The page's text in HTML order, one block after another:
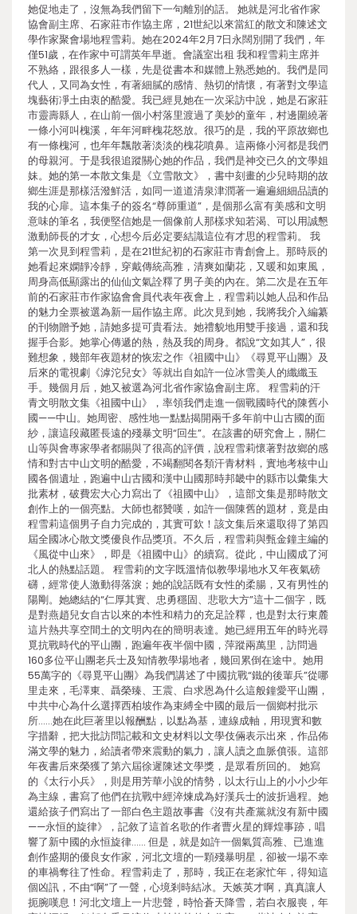
她促地走了，沒無為我們留下一句離別的話。 她就是河北省作家
協會副主席、石家莊市作協主席，21世紀以來當紅的散文和陳述文
學作家聚會場地程雪莉。她在2024年2月7日永闊別開了我們，年
僅51歲，在作家中可謂英年早逝。會議室出租 我和程雪莉主席并
不熟絡，跟很多人一樣，先是從書本和媒體上熟悉她的。我們是同
代人，又同為女性，有著細膩的感情、熱切的情懷，有著對文學這
塊藝術凈土由衷的酷愛。我已經見她在一次采訪中說，她是石家莊
市靈壽縣人，在山前一個小村落里渡過了美妙的童年，村邊圍繞著
一條小河叫槐溪，年年河畔槐花怒放。很巧的是，我的平原故鄉也
有一條槐河，也年年飄散著淡淡的槐花噴鼻。這兩條小河都是我們
的母親河。于是我很追蹤關心她的作品，我們是神交已久的文學姐
妹。她的第一本散文集是《立雪散文》，書中刻畫的少兒時期的故
鄉生涯是那樣活潑鮮活，如同一道道清泉津潤著一遍遍細細品讀的
我的心扉。這本集子的簽名“尊師重道”，是個那么富有美感和文明
意味的筆名，我便堅信她是一個像前人那樣求知若渴、可以用誠懇
激動師長的才女，心想今后必定要結識這位有才思的程雪莉。 我
第一次見到程雪莉，是在21世紀初的石家莊市青創會上。那時辰的
她看起來嫻靜冷靜，穿戴傳統高雅，清爽如蘭花，又暖和如東風，
周身高低顯露出的仙仙文氣詮釋了男子美的內在。第二次是在五年
前的石家莊市作家協會會員代表年夜會上，程雪莉以她人品和作品
的魅力全票被選為新一屆作協主席。此次見到她，我將我介入編纂
的刊物贈予她，請她多提可貴看法。她禮貌地用雙手接過，還和我
握手合影。她掌心傳遞的熱，熱及我的周身。都說“文如其人”，很
難想象，幾部年夜題材的恢宏之作《祖國中山》《尋覓平山團》及
后來的電視劇《滹沱兒女》等就出自如許一位冰雪美人的纖纖玉
手。幾個月后，她又被選為河北省作家協會副主席。 程雪莉的汗
青文明散文集《祖國中山》，率領我們走進一個戰國時代的陳舊小
國——中山。她周密、感性地一點點揭開兩千多年前中山古國的面
紗，讓這段藏匿長遠的殘暴文明“回生”。在該書的研究會上，關仁
山等與會專家學者都賜與了很高的評價，說程雪莉懷著對故鄉的感
情和對古中山文明的酷愛，不竭翻閱各類汗青材料，實地考核中山
國各個遺址，跑遍中山古國和漢中山國那時邦畿中的縣市以彙集大
批素材，破費宏大心力寫出了《祖國中山》，這部文集是那時散文
創作上的一個亮點。大師也都贊嘆，如許一個陳舊的題材，竟是由
程雪莉這個男子自力完成的，其實可欽！該文集后來還取得了第四
屆全國冰心散文獎優良作品獎項。不久后，程雪莉與甄金鐘主編的
《風從中山來》，即是《祖國中山》的續寫。從此，中山國成了河
北人的熱點話題。 程雪莉的文字既溫情似教學場地水又年夜氣磅
礴，經常使人激動得落淚；她的說話既有女性的柔腸，又有男性的
陽剛。她總結的“仁厚其實、忠勇穩固、悲歌大方”這十二個字，既
是對燕趙兒女自古以來的本性和精力的充足詮釋，也是對太行東麓
這片熱共享空間土的文明內在的簡明表達。她已經用五年的時光尋
覓抗戰時代的平山團，跑遍年夜半個中國，萍蹤兩萬里，訪問過
160多位平山團老兵士及知情教學場地者，幾回累倒在途中。她用
55萬字的《尋覓平山團》為我們講述了中國抗戰“鐵的後輩兵”從哪
里走來，毛澤東、聶榮臻、王震、白求恩為什么這般鐘愛平山團，
中共中心為什么選擇西柏坡作為束縛全中國的最后一個鄉村批示
所……她在此巨著里以報酬點，以點為基，連線成軸，用現實和數
字措辭，把大批訪問記載和文史材料以文學伎倆表示出來，作品佈
滿文學的魅力，給讀者帶來震動的氣力，讓人讀之血脈僨張。這部
年夜書后來榮獲了第六屆徐遲陳述文學獎，是眾看所回的。 她寫
的《太行小兵》，則是用芳華小說的情勢，以太行山上的小小少年
為主線，書寫了他們在抗戰中經淬煉成為好漢兵士的波折過程。她
還給孩子們寫出了一部白色主題故事書《沒有共產黨就沒有新中國
——永恒的旋律》，記敘了這首名歌的作者曹火星的輝煌事跡，唱
響了新中國的永恒旋律…… 但是，就是如許一個氣質高雅、已進進
創作盛期的優良女作家，河北文壇的一顆殘暴明星，卻被一場不幸
的車禍奪往了性命。程雪莉走了，那時，我正在老家忙年，得知這
個凶訊，不由“啊”了一聲，心境剎時結冰。天嫉英才啊，真真讓人
扼腕嘆息！河北文壇上一片悲聲，時恰蒼天降雪，若白衣服喪，年